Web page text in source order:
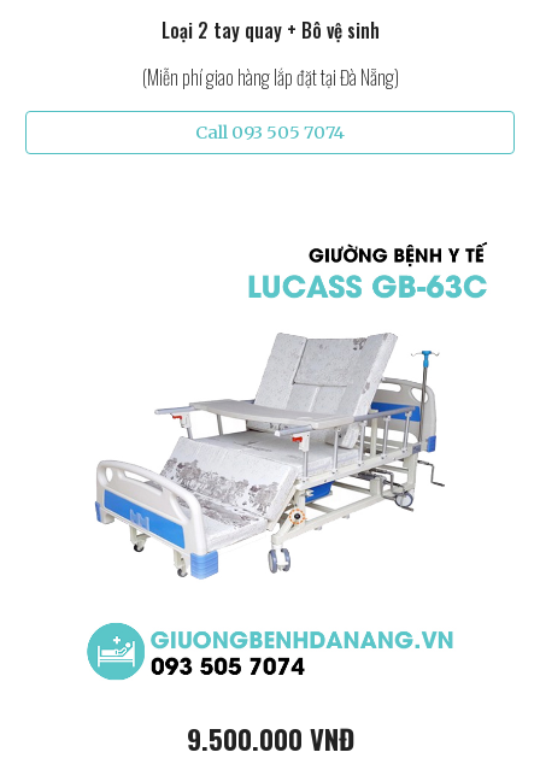
Loại 2 tay quay + Bô vệ sinh
(Miễn phí giao hàng lắp đặt tại Đà Nẵng)
Call 093 505 7074
9.500.000 VNĐ